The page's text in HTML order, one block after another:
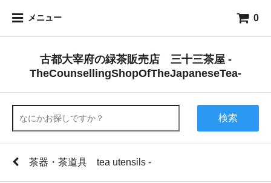
メニュー 0
古都大宰府の緑茶販売店 三十三茶屋 -
TheCounsellingShopOfTheJapaneseTea-
検索
茶器・茶道具 tea utensils -